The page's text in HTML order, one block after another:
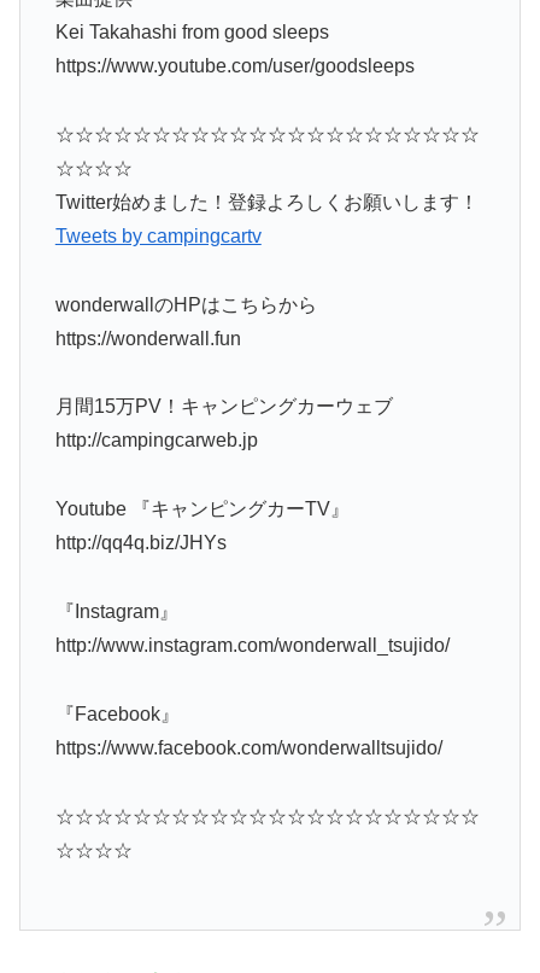
Kei Takahashi from good sleeps
https://www.youtube.com/user/goodsleeps
☆☆☆☆☆☆☆☆☆☆☆☆☆☆☆☆☆☆☆☆☆☆
☆☆☆☆
Twitter始めました！登録よろしくお願いします！
Tweets by campingcartv
wonderwallのHPはこちらから
https://wonderwall.fun
月間15万PV！キャンピングカーウェブ
http://campingcarweb.jp
Youtube 『キャンピングカーTV』
http://qq4q.biz/JHYs
『Instagram』
http://www.instagram.com/wonderwall_tsujido/
『Facebook』
https://www.facebook.com/wonderwalltsujido/
☆☆☆☆☆☆☆☆☆☆☆☆☆☆☆☆☆☆☆☆☆☆
☆☆☆☆